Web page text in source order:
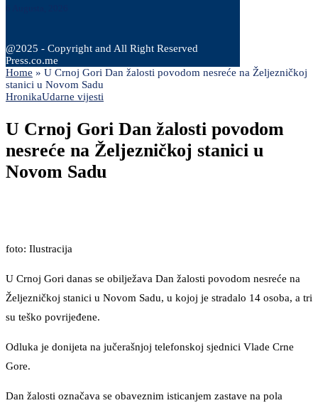
@2025 - Copyright and All Right Reserved
Press.co.me
Home » U Crnoj Gori Dan žalosti povodom nesreće na Željezničkoj
stanici u Novom Sadu
HronikaUdarne vijesti
U Crnoj Gori Dan žalosti povodom
nesreće na Željezničkoj stanici u
Novom Sadu
foto: Ilustracija
U Crnoj Gori danas se obilježava Dan žalosti povodom nesreće na
Željezničkoj stanici u Novom Sadu, u kojoj je stradalo 14 osoba, a tri
su teško povrijeđene.
Odluka je donijeta na jučerašnjoj telefonskoj sjednici Vlade Crne
Gore.
Dan žalosti označava se obaveznim isticanjem zastave na pola